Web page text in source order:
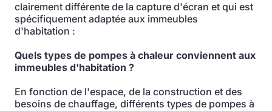
clairement différente de la capture d'écran et qui est
spécifiquement adaptée aux immeubles
d'habitation :
Quels types de pompes à chaleur conviennent aux
immeubles d'habitation ?
En fonction de l'espace, de la construction et des
besoins de chauffage, différents types de pompes à